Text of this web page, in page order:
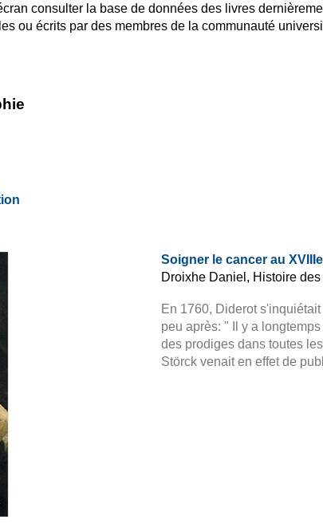
consulter la base de données des livres
ou écrits par des membres de la communauté
Soigner le cancer au
Droixhe Daniel, Histoire
En 1760, Diderot
peu après: " Il y a
des prodiges dans toutes
Störck venait en effet de